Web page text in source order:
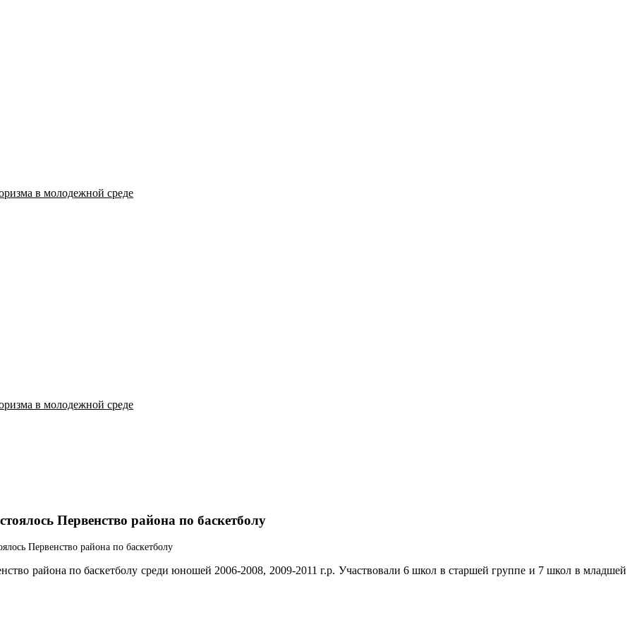
в молодежной среде
в молодежной среде
Первенство района по баскетболу
Первенство района по баскетболу
района по баскетболу среди юношей 2006-2008, 2009-2011 г.р. Участвовали 6 школ в старшей группе и 7 школ в младшей